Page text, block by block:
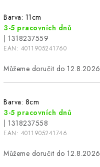
Barva: 11cm
3-5 pracovních dnů
| 1318237559
EAN: 4011905241760
12.8.2026
Barva: 8cm
3-5 pracovních dnů
| 1318237558
EAN: 4011905241746
12.8.2026